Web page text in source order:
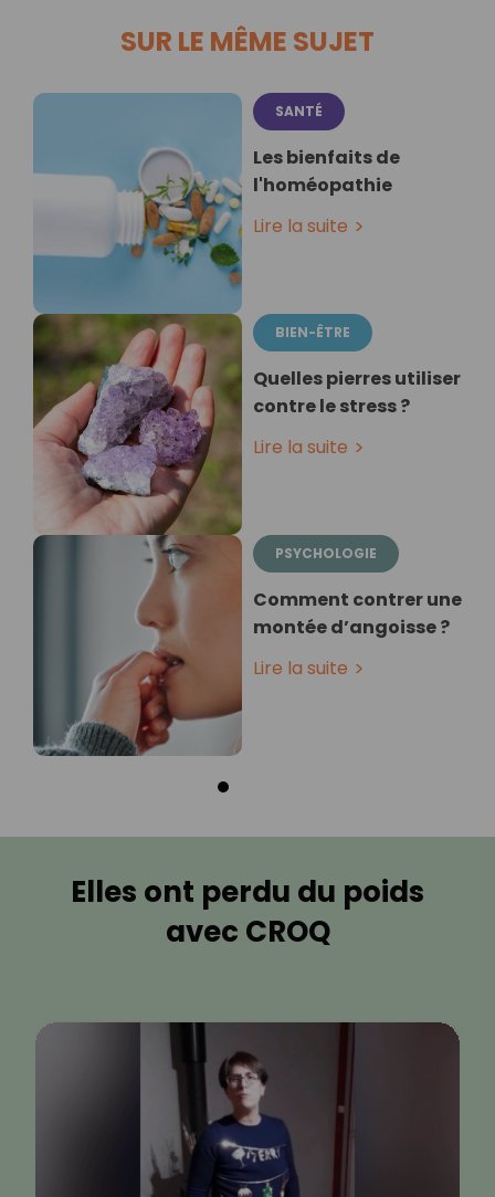
SUR LE MÊME SUJET
SANTÉ
Les bienfaits de
l'homéopathie
Lire la suite
BIEN-ÊTRE
Quelles pierres utiliser
contre le stress ?
Lire la suite
PSYCHOLOGIE
Comment contrer une
montée d’angoisse ?
Lire la suite
Elles ont perdu du poids
avec CROQ